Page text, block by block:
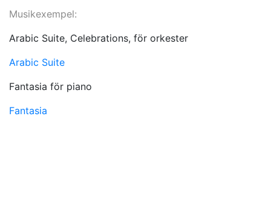
Musikexempel:
Arabic Suite, Celebrations, för orkester
Arabic Suite
Fantasia för piano
Fantasia